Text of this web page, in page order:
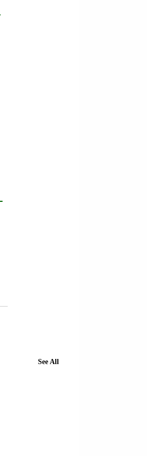
See All